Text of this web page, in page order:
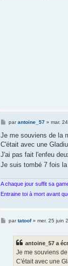
M
s
a
g
e
parantoine_57» mar.
Je me souviens de la
C'était avec une
J'ai pas fait l'enfeu
Je suis tombé 7 fois
A chaque jour suffit sa
Entraine toi à mort avant
Mpartatoof» mer. 25 juin
antoine_57 a
Je me souviens
C'était avec une